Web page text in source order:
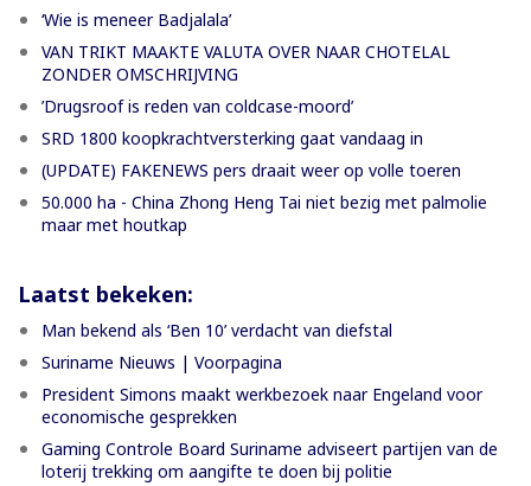
‘Wie is meneer Badjalala’
VAN TRIKT MAAKTE VALUTA OVER NAAR CHOTELAL
ZONDER OMSCHRIJVING
’Drugsroof is reden van coldcase-moord’
SRD 1800 koopkrachtversterking gaat vandaag in
(UPDATE) FAKENEWS pers draait weer op volle toeren
50.000 ha - China Zhong Heng Tai niet bezig met palmolie
maar met houtkap
Laatst bekeken:
Man bekend als ‘Ben 10’ verdacht van diefstal
Suriname Nieuws | Voorpagina
President Simons maakt werkbezoek naar Engeland voor
economische gesprekken
Gaming Controle Board Suriname adviseert partijen van de
loterij trekking om aangifte te doen bij politie